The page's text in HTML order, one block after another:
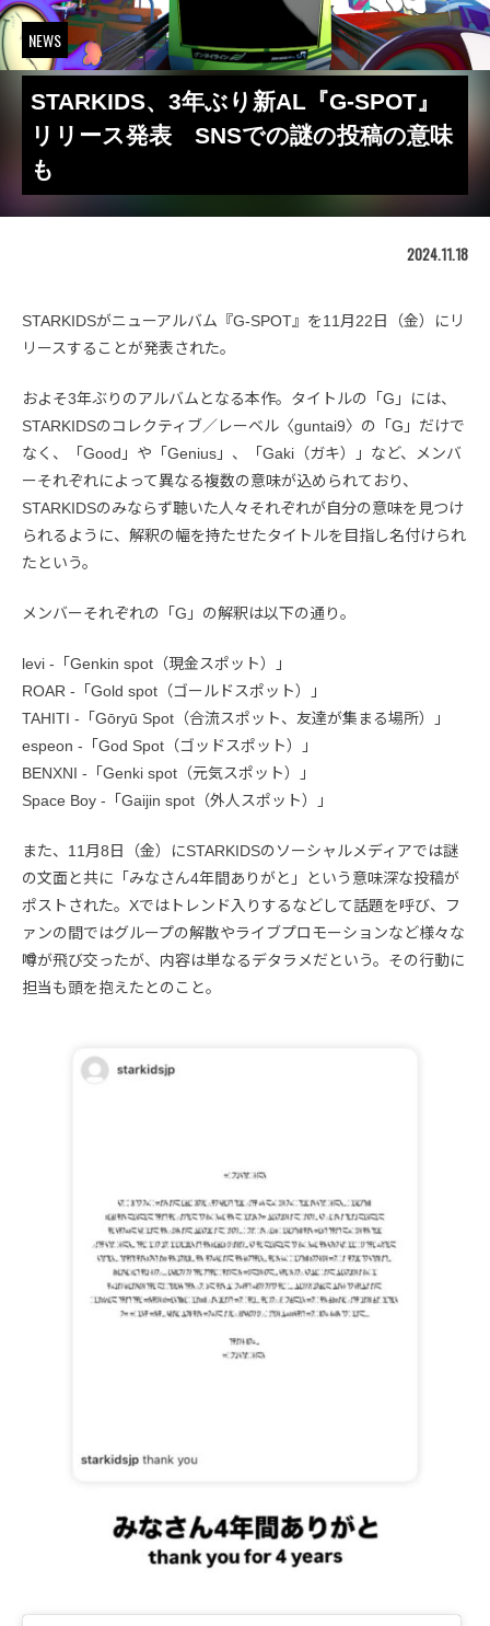
NEWS
STARKIDS、3年ぶり新AL『G-SPOT』
リリース発表 SNSでの謎の投稿の意味
も
2024.11.18
STARKIDSがニューアルバム『G-SPOT』を11月22日（金）にリ
リースすることが発表された。
およそ3年ぶりのアルバムとなる本作。タイトルの「G」には、
STARKIDSのコレクティブ／レーベル〈guntai9〉の「G」だけで
なく、「Good」や「Genius」、「Gaki（ガキ）」など、メンバ
ーそれぞれによって異なる複数の意味が込められており、
STARKIDSのみならず聴いた人々それぞれが自分の意味を見つけ
られるように、解釈の幅を持たせたタイトルを目指し名付けられ
たという。
メンバーそれぞれの「G」の解釈は以下の通り。
levi -「Genkin spot（現金スポット）」
ROAR -「Gold spot（ゴールドスポット）」
TAHITI -「Gōryū Spot（合流スポット、友達が集まる場所）」
espeon -「God Spot（ゴッドスポット）」
BENXNI -「Genki spot（元気スポット）」
Space Boy -「Gaijin spot（外人スポット）」
また、11月8日（金）にSTARKIDSのソーシャルメディアでは謎
の文面と共に「みなさん4年間ありがと」という意味深な投稿が
ポストされた。Xではトレンド入りするなどして話題を呼び、フ
ァンの間ではグループの解散やライブプロモーションなど様々な
噂が飛び交ったが、内容は単なるデタラメだという。その行動に
担当も頭を抱えたとのこと。